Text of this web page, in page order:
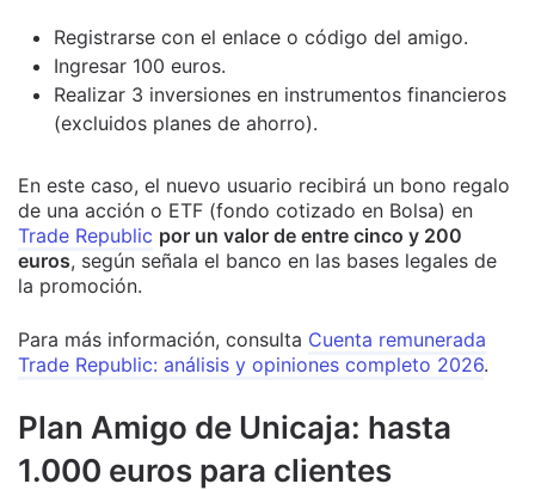
Registrarse con el enlace o código del amigo.
Ingresar 100 euros.
Realizar 3 inversiones en instrumentos financieros
(excluidos planes de ahorro).
En este caso, el nuevo usuario recibirá un bono regalo
de una acción o ETF (fondo cotizado en Bolsa) en
Trade Republic por un valor de entre cinco y 200
euros, según señala el banco en las bases legales de
la promoción.
Para más información, consulta Cuenta remunerada
Trade Republic: análisis y opiniones completo 2026.
Plan Amigo de Unicaja: hasta
1.000 euros para clientes